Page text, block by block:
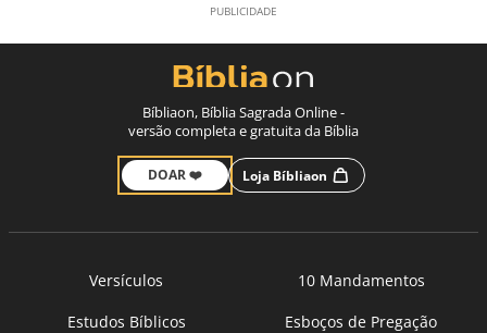
Bíbliaon, Bíblia Sagrada Online -
versão completa e gratuita da Bíblia
DOAR ❤️ Loja Bíbliaon
Versículos
10 Mandamentos
Estudos Bíblicos
Esboços de Pregação